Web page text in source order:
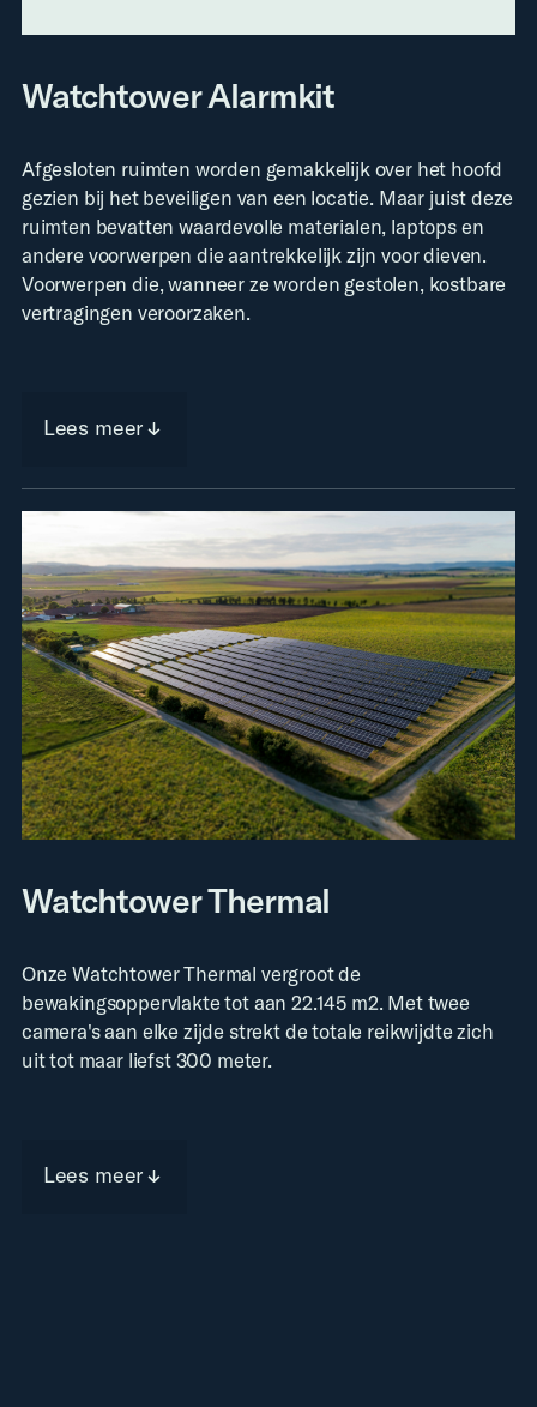
Watchtower Alarmkit
Afgesloten ruimten worden gemakkelijk over het hoofd
gezien bij het beveiligen van een locatie. Maar juist deze
ruimten bevatten waardevolle materialen, laptops en
andere voorwerpen die aantrekkelijk zijn voor dieven.
Voorwerpen die, wanneer ze worden gestolen, kostbare
vertragingen veroorzaken.
Lees meer
Watchtower Thermal
Onze Watchtower Thermal vergroot de
bewakingsoppervlakte tot aan 22.145 m2. Met twee
camera's aan elke zijde strekt de totale reikwijdte zich
uit tot maar liefst 300 meter.
Lees meer